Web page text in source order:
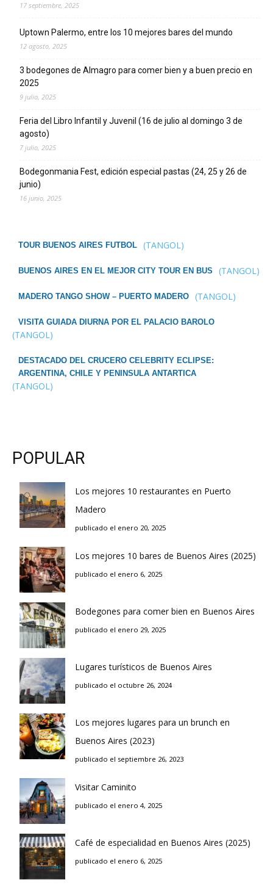
17 septiembre, 2025
Uptown Palermo, entre los 10 mejores bares del mundo
12 agosto, 2025
3 bodegones de Almagro para comer bien y a buen precio en
2025
9 julio, 2025
Feria del Libro Infantil y Juvenil (16 de julio al domingo 3 de
agosto)
7 julio, 2025
Bodegonmania Fest, edición especial pastas (24, 25 y 26 de
junio)
16 junio, 2025
TOUR BUENOS AIRES FUTBOL (TANGOL)
BUENOS AIRES EN EL MEJOR CITY TOUR EN BUS (TANGOL)
MADERO TANGO SHOW – PUERTO MADERO (TANGOL)
VISITA GUIADA DIURNA POR EL PALACIO BAROLO
(TANGOL)
DESTACADO DEL CRUCERO CELEBRITY ECLIPSE:
ARGENTINA, CHILE Y PENINSULA ANTARTICA
(TANGOL)
POPULAR
Los mejores 10 restaurantes en Puerto
Madero
publicado el enero 20, 2025
Los mejores 10 bares de Buenos Aires (2025)
publicado el enero 6, 2025
Bodegones para comer bien en Buenos Aires
publicado el enero 29, 2025
Lugares turísticos de Buenos Aires
publicado el octubre 26, 2024
Los mejores lugares para un brunch en
Buenos Aires (2023)
publicado el septiembre 26, 2023
Visitar Caminito
publicado el enero 4, 2025
Café de especialidad en Buenos Aires (2025)
publicado el enero 6, 2025